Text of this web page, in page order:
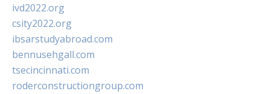
ivd2022.org
csity2022.org
ibsarstudyabroad.com
bennusehgall.com
tsecincinnati.com
roderconstructiongroup.com